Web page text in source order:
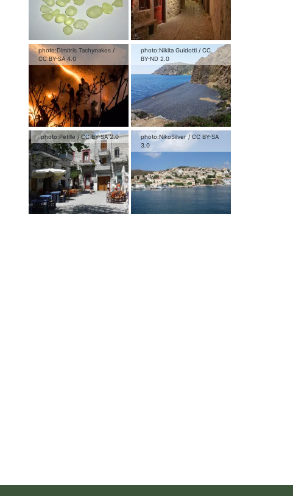
photo:Dimitris Tachynakos /
CC BY-SA 4.0
photo:Nikita Guidotti / CC
BY-ND 2.0
photo:Petille /CC BY-SA 2.0 photo:NikoSilver / CC BY-SA
3.0